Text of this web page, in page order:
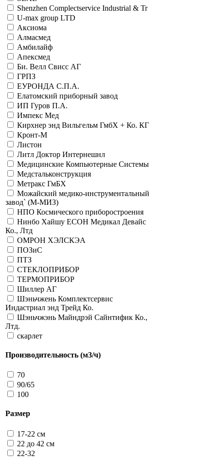
Shenzhen Complectservice Industrial & Tr
U-max group LTD
Аксиома
Алмасмед
Амбилайф
Апексмед
Би. Велл Свисс АГ
ГРПЗ
ЕУРОНДА С.П.А.
Елатомский приборный завод
ИП Гуров П.А.
Импекс Мед
Кирхнер энд Вильгельм ГмбХ + Ко. КГ
Кронт-М
Листон
Литл Доктор Интернешнл
Медицинские Компьютерные Системы
Медстальконструкция
Метракс ГмБХ
Можайский медико-инструментальный
завод` (М-МИЗ)
НПО Космического приборостроения
Нинбо Хайшу ЕСОН Медикал Девайс
Ко., Лтд
ОМРОН ХЭЛСКЭА
ПОЗиС
ПТЗ
СТЕКЛОПРИБОР
ТЕРМОПРИБОР
Шиллер АГ
Шэньчжень Комплектсервис
Индастриал энд Трейд Ко.
Шэньчжэнь Майндрэй Сайнтифик Ко.,
Лтд.
скарлет
Производительность (м3/ч)
70
90/65
100
Размер
17-22 см
22 до 42 см
22-32